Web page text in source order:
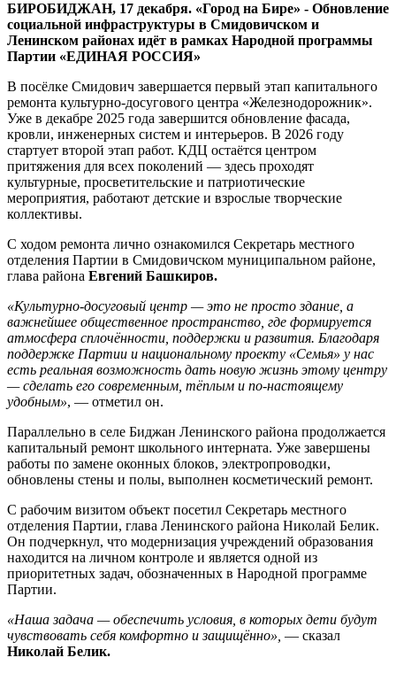
БИРОБИДЖАН, 17 декабря. «Город на Бире» - Обновление
социальной инфраструктуры в Смидовичском и
Ленинском районах идёт в рамках Народной программы
Партии «ЕДИНАЯ РОССИЯ»
В посёлке Смидович завершается первый этап капитального
ремонта культурно-досугового центра «Железнодорожник».
Уже в декабре 2025 года завершится обновление фасада,
кровли, инженерных систем и интерьеров. В 2026 году
стартует второй этап работ. КДЦ остаётся центром
притяжения для всех поколений — здесь проходят
культурные, просветительские и патриотические
мероприятия, работают детские и взрослые творческие
коллективы.
С ходом ремонта лично ознакомился Секретарь местного
отделения Партии в Смидовичском муниципальном районе,
глава района Евгений Башкиров.
«Культурно-досуговый центр — это не просто здание, а
важнейшее общественное пространство, где формируется
атмосфера сплочённости, поддержки и развития. Благодаря
поддержке Партии и национальному проекту «Семья» у нас
есть реальная возможность дать новую жизнь этому центру
— сделать его современным, тёплым и по-настоящему
удобным», — отметил он.
Параллельно в селе Биджан Ленинского района продолжается
капитальный ремонт школьного интерната. Уже завершены
работы по замене оконных блоков, электропроводки,
обновлены стены и полы, выполнен косметический ремонт.
С рабочим визитом объект посетил Секретарь местного
отделения Партии, глава Ленинского района Николай Белик.
Он подчеркнул, что модернизация учреждений образования
находится на личном контроле и является одной из
приоритетных задач, обозначенных в Народной программе
Партии.
«Наша задача — обеспечить условия, в которых дети будут
чувствовать себя комфортно и защищённо», — сказал
Николай Белик.